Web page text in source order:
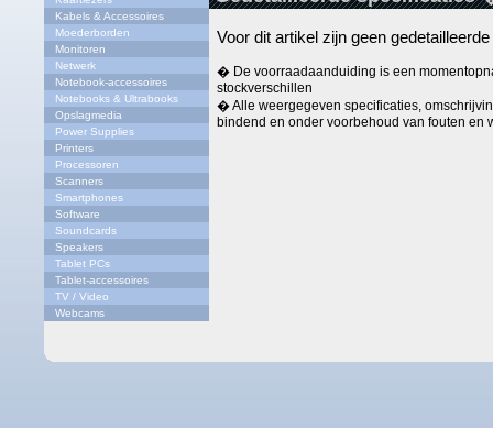
Kabels & Accessoires
Moederborden
Monitoren
Netwerk
Notebook-accessoires
Notebooks & Ultrabooks
Opslagmedia
Power Supplies
Printers
Processoren
Scanners
Smartphones
Software
Soundcards
Speakers
Tablet PCs
Tablet-accessoires
TV / Video
Webcams
Voor dit artikel zijn geen
� De voorraadaanduiding is een
stockverschillen
� Alle weergegeven specificaties,
bindend en onder voorbehoud van fouten en